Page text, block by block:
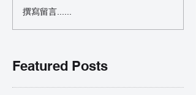
撰寫留言......
Featured Posts